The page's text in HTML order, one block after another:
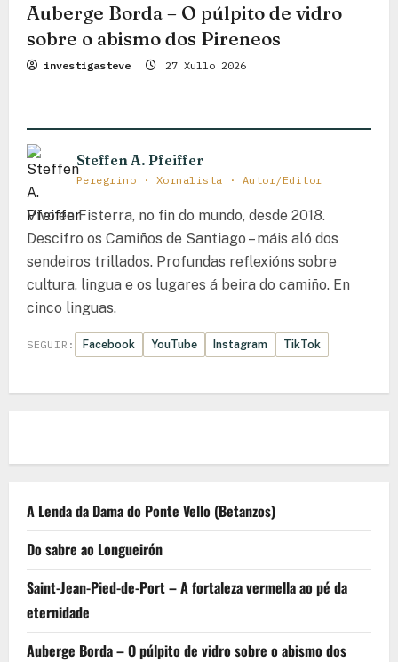
Auberge Borda – O púlpito de vidro
sobre o abismo dos Pireneos
investigasteve 27 Xullo 2026
Steffen A. Pfeiffer
Peregrino · Xornalista · Autor/Editor
Vivo en Fisterra, no fin do mundo, desde 2018.
Descifro os Camiños de Santiago – máis aló dos
sendeiros trillados. Profundas reflexións sobre
cultura, lingua e os lugares á beira do camiño. En
cinco linguas.
SEGUIR: Facebook YouTube Instagram TikTok
A Lenda da Dama do Ponte Vello (Betanzos)
Do sabre ao Longueirón
Saint-Jean-Pied-de-Port – A fortaleza vermella ao pé da
eternidade
Auberge Borda – O púlpito de vidro sobre o abismo dos